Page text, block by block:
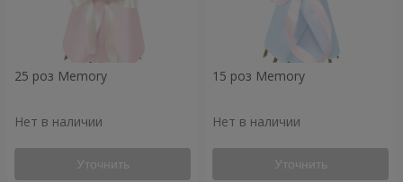
25 роз Memory
Нет в наличии
Уточнить
15 роз Memory
Нет в наличии
Уточнить